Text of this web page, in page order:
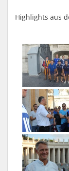
Highlights aus